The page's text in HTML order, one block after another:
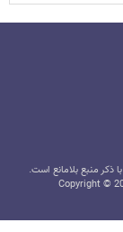
منبع بلامانع است.
Copyright ©